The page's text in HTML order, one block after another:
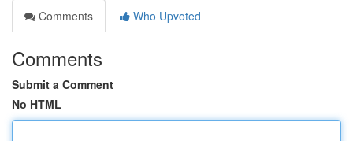
Comments
Who Upvoted
Comments
Submit a Comment
No HTML